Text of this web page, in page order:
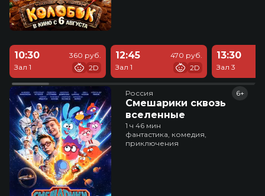
10:30
Зал 1
360 руб.
2D
12:45
Зал 1
470 руб.
2D
13:30
Зал 3
Россия
Смешарики сквозь
вселенные
6+
1 ч 46 мин
фантастика, комедия,
приключения